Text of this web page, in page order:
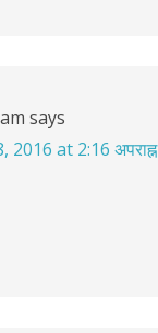
says
2016 at 2:16 अपराह्न